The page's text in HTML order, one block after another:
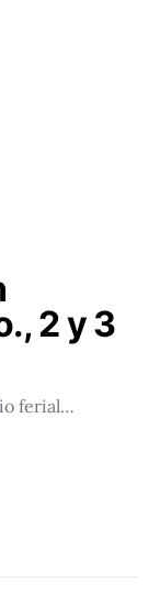
2 y 3
ferial…